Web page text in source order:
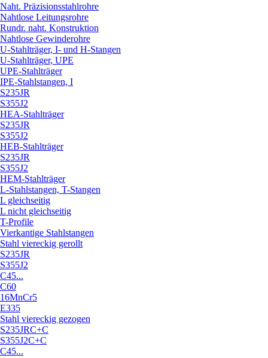
Naht. Präzisionsstahlrohre
Nahtlose Leitungsrohre
Rundr. naht. Konstruktion
Nahtlose Gewinderohre
U-Stahlträger, I- und H-Stangen
U-Stahlträger, UPE
UPE-Stahlträger
IPE-Stahlstangen, I
S235JR
S355J2
HEA-Stahlträger
S235JR
S355J2
HEB-Stahlträger
S235JR
S355J2
HEM-Stahlträger
L-Stahlstangen, T-Stangen
L gleichseitig
L nicht gleichseitig
T-Profile
Vierkantige Stahlstangen
Stahl viereckig gerollt
S235JR
S355J2
C45...
C60
16MnCr5
E335
Stahl viereckig gezogen
S235JRC+C
S355J2C+C
C45...